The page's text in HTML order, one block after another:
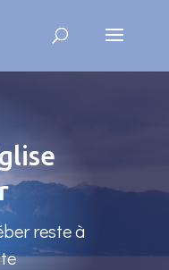
reste à